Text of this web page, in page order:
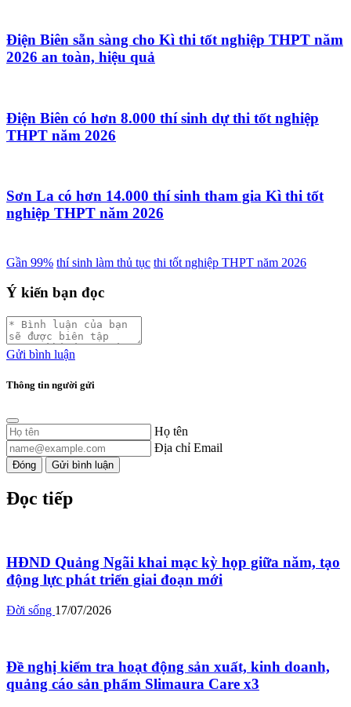
Điện Biên sẵn sàng cho Kì thi tốt nghiệp THPT năm
2026 an toàn, hiệu quả
Điện Biên có hơn 8.000 thí sinh dự thi tốt nghiệp
THPT năm 2026
Sơn La có hơn 14.000 thí sinh tham gia Kì thi tốt
nghiệp THPT năm 2026
Gần 99% thí sinh làm thủ tục thi tốt nghiệp THPT năm 2026
Ý kiến bạn đọc
Gửi bình luận
Thông tin người gửi
Họ tên
Địa chỉ Email
Đóng Gửi bình luận
Đọc tiếp
HĐND Quảng Ngãi khai mạc kỳ họp giữa năm, tạo
động lực phát triển giai đoạn mới
Đời sống 17/07/2026
Đề nghị kiểm tra hoạt động sản xuất, kinh doanh,
quảng cáo sản phẩm Slimaura Care x3